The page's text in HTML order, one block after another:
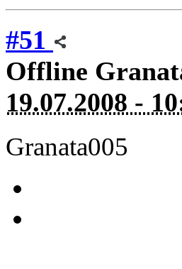
#51
Offline
19.07.2008 -
Granata005